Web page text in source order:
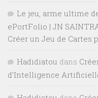
Le jeu, arme ultime
ePortFolio | JN
Créer un Jeu de Cartes
Hadidiatou dans
d’Intelligence